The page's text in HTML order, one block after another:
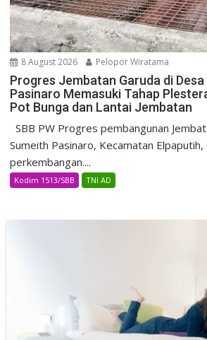
8 August 2026 Pelopor Wiratama
Progres Jembatan Garuda di
Pasinaro Memasuki Tahap
Pot Bunga dan Lantai Jembatan
SBB PW Progres pembangunan
Sumeith Pasinaro, Kecamatan
perkembangan....
Kodim 1513/SBB TNI AD